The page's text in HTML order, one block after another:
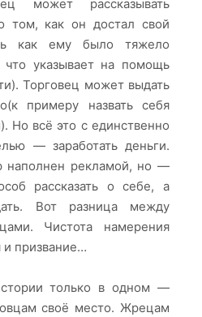
может рассказывать
том, как он достал свой
как ему было тяжело
что указывает на помощь
Торговец может выдать
примеру назвать себя
всё это с единственно
— заработать деньги.
рекламой, но —
рассказать о себе, а
Вот разница между
Чистота намерения
и призвание…
только в одном —
своё место. Жрецам